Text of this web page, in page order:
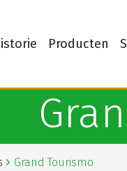
Producten
Grand Tourismo